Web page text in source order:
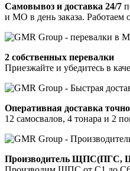
Самовывоз и доставка 24/7
и МО в день заказа. Работаем
2 собственных перевалки
Приезжайте и убедитесь в
Оперативная доставка
12 самосвалов, 4 тонара и 2
Производитель